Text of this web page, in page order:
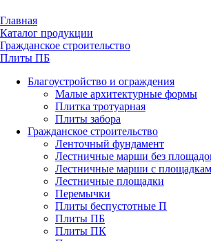
Главная
Каталог продукции
Гражданское строительство
Плиты ПБ
Благоустройство и ограждения
Малые архитектурные формы
Плитка тротуарная
Плиты забора
Гражданское строительство
Ленточный фундамент
Лестничные марши без
Лестничные марши с
Лестничные площадки
Перемычки
Плиты беспустотные П
Плиты ПБ
Плиты ПК